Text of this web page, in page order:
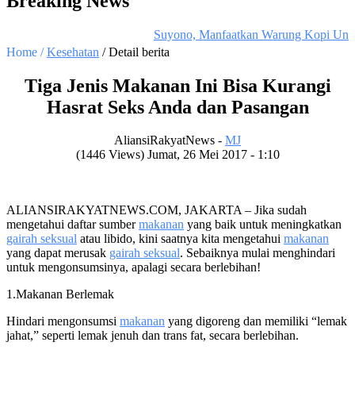
Suyono, Manfaatkan Warung Kopi
Home /Kesehatan / Detail berita
Tiga Jenis Makanan Ini Bisa Kurangi
Hasrat Seks Anda dan Pasangan
AliansiRakyatNews - MJ
(1446 Views) Jumat, 26 Mei 2017 - 1:10
ALIANSIRAKYATNEWS.COM, JAKARTA – Jika sudah
mengetahui daftar sumbermakanan yang baik untuk meningkatkan
gairah seksual atau libido, kini saatnya kita mengetahui makanan
yang dapat merusak gairah seksual. Sebaiknya mulai menghindari
untuk mengonsumsinya, apalagi secara berlebihan!
1.Makanan Berlemak
Hindari mengonsumsi makanan yang digoreng dan memiliki “lemak
jahat,” seperti lemak jenuh dan trans fat, secara berlebihan.